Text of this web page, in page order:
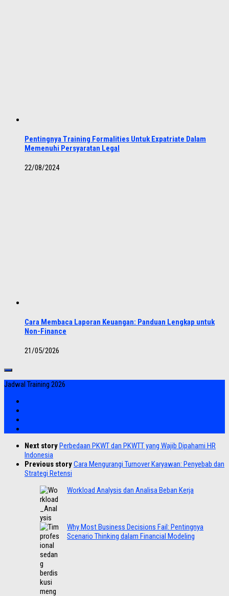
Pentingnya Training Formalities Untuk Expatriate Dalam
Memenuhi Persyaratan Legal
22/08/2024
Cara Membaca Laporan Keuangan: Panduan Lengkap untuk
Non-Finance
21/05/2026
Jadwal Training 2026
Next storyPerbedaan PKWT dan PKWTT yang Wajib Dipahami HR
Indonesia
Previous storyCara Mengurangi Turnover Karyawan: Penyebab dan
Strategi Retensi
Workload Analysis dan Analisa Beban Kerja
Why Most Business Decisions Fail: Pentingnya
Scenario Thinking dalam Financial Modeling